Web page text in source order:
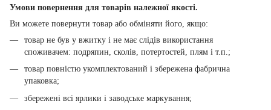
Умови повернення для товарів належної якості.
Ви можете повернути товар або обміняти його, якщо:
товар не був у вжитку і не має слідів використання
споживачем: подряпин, сколів, потертостей, плям і т.п.;
товар повністю укомплектований і збережена фабрична
упаковка;
збережені всі ярлики і заводське маркування;